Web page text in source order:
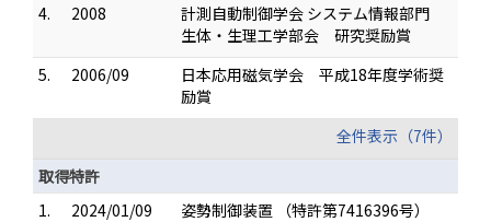
4.
2008
計測自動制御学会 システム情報部門
生体・生理工学部会 研究奨励賞
5.
2006/09
日本応用磁気学会 平成18年度学術奨
励賞
全件表示（7件）
取得特許
1.
2024/01/09
姿勢制御装置 （特許第7416396号）